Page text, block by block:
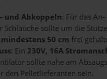
und Abkoppeln: Für das
Schläuche sollte um die
mindestens 50 cm frei
: Ein 230V, 16A
sollte nahe am
den Pelletlieferanten sein.